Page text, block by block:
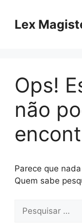
paraLex
Ops!
não
Parece que
Quem sabe
por: